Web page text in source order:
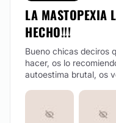
LA MASTOPEXIA
HECHO!!!
Bueno chicas deciros
hacer, os lo
autoestima brutal, os